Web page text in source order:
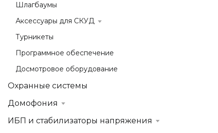
Шлагбаумы
Аксессуары для СКУД
Турникеты
Программное обеспечение
Досмотровое оборудование
Охранные системы
Домофония
ИБП и стабилизаторы напряжения